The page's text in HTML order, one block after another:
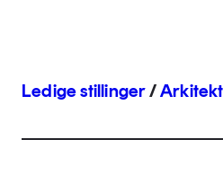
Ledige stillinger/Arkitekt